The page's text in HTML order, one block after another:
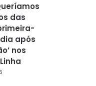
das
após
nos